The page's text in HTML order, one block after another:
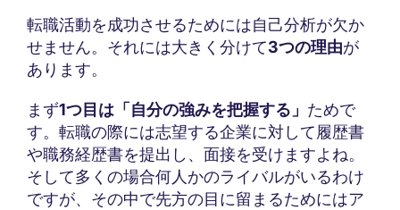
転職活動を成功させるためには自己分析が欠か
せません。それには大きく分けて3つの理由が
あります。
まず1つ目は「自分の強みを把握する」 ためで
す。転職の際には志望する企業に対して履歴書
や職務経歴書を提出し、面接を受けますよね。
そして多くの場合何人かのライバルがいるわけ
ですが、その中で先方の目に留まるためにはア